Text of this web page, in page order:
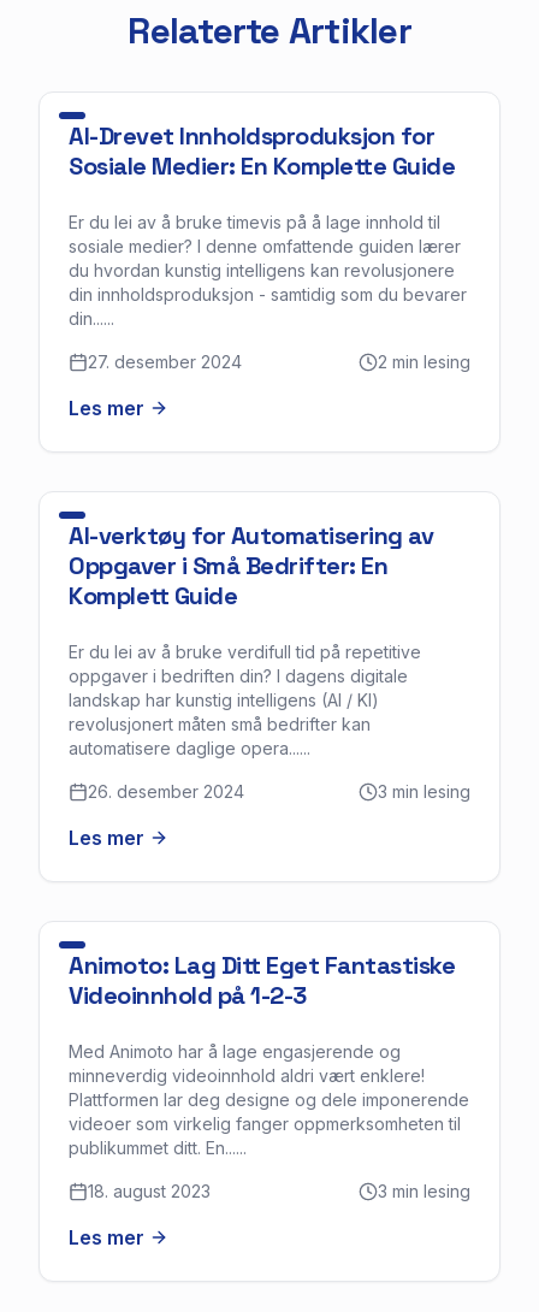
Relaterte Artikler
AI-Drevet Innholdsproduksjon for
Sosiale Medier: En Komplette Guide
Er du lei av å bruke timevis på å lage innhold til
sosiale medier? I denne omfattende guiden lærer
du hvordan kunstig intelligens kan revolusjonere
din innholdsproduksjon - samtidig som du bevarer
din......
27. desember 2024 2 min lesing
Les mer
AI-verktøy for Automatisering av
Oppgaver i Små Bedrifter: En
Komplett Guide
Er du lei av å bruke verdifull tid på repetitive
oppgaver i bedriften din? I dagens digitale
landskap har kunstig intelligens (AI / KI)
revolusjonert måten små bedrifter kan
automatisere daglige opera......
26. desember 2024 3 min lesing
Les mer
Animoto: Lag Ditt Eget Fantastiske
Videoinnhold på 1-2-3
Med Animoto har å lage engasjerende og
minneverdig videoinnhold aldri vært enklere!
Plattformen lar deg designe og dele imponerende
videoer som virkelig fanger oppmerksomheten til
publikummet ditt. En......
18. august 2023 3 min lesing
Les mer